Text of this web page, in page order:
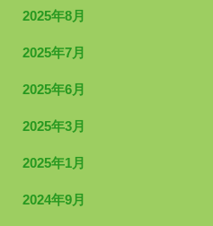
2025年8月
2025年7月
2025年6月
2025年3月
2025年1月
2024年9月